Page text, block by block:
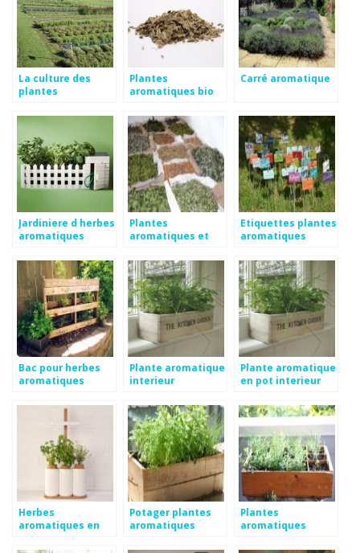
La culture des
plantes
médicinales en bio
Plantes
aromatiques bio
Carré aromatique
Jardiniere d herbes
aromatiques
Plantes
aromatiques et
Etiquettes plantes
aromatiques
Bac pour herbes
aromatiques
Plante aromatique
interieur
Plante aromatique
en pot interieur
Herbes
aromatiques en
Potager plantes
aromatiques
Plantes
aromatiques